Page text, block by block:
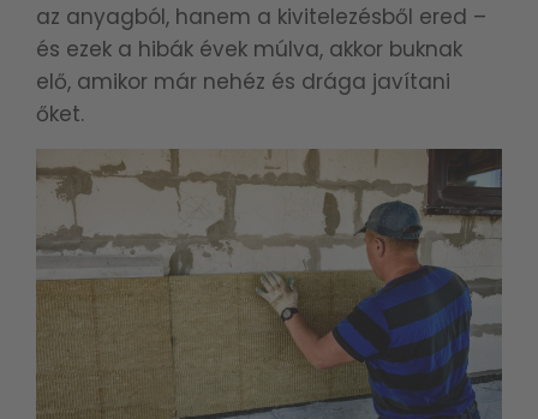
az anyagból, hanem a kivitelezésből ered –
és ezek a hibák évek múlva, akkor buknak
elő, amikor már nehéz és drága javítani
őket.